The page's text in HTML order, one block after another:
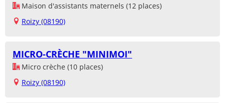
Maison d'assistants maternels (12 places)
Roizy (08190)
MICRO-CRÈCHE "MINIMOI"
Micro crèche (10 places)
Roizy (08190)